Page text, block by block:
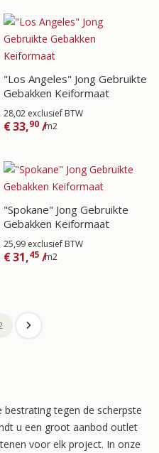
"Los Angeles" Jong Gebruikte
Gebakken Keiformaat
28,02 exclusief BTW
€33,90 /m2
"Spokane" Jong Gebruikte
Gebakken Keiformaat
25,99 exclusief BTW
€31,45 /m2
tegen de scherpste
u een groot aanbod outlet
voor elk project. In onze